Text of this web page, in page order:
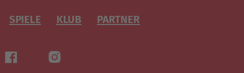
SPIELE KLUB PARTNER